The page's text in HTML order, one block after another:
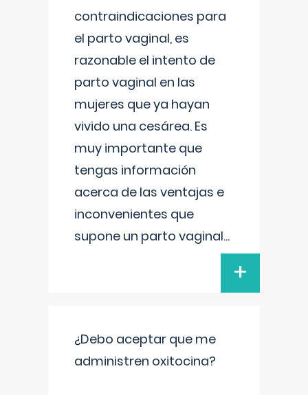
contraindicaciones para
el parto vaginal, es
razonable el intento de
parto vaginal en las
mujeres que ya hayan
vivido una cesárea. Es
muy importante que
tengas información
acerca de las ventajas e
inconvenientes que
supone un parto vaginal...
+
¿Debo aceptar que me
administren oxitocina?